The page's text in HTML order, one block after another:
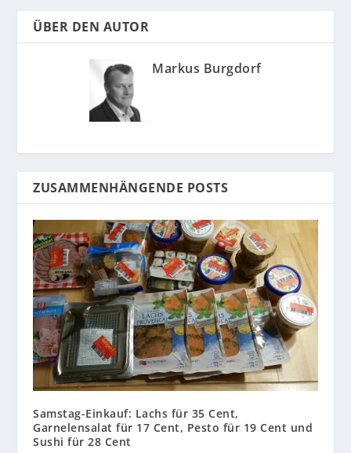
ÜBER DEN AUTOR
Markus Burgdorf
ZUSAMMENHÄNGENDE POSTS
Samstag-Einkauf: Lachs für 35 Cent,
Garnelensalat für 17 Cent, Pesto für 19 Cent und
Sushi für 28 Cent